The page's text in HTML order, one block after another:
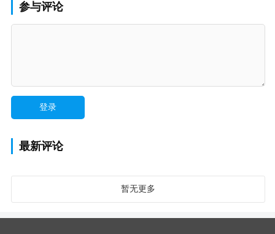
参与评论
最新评论
暂无更多